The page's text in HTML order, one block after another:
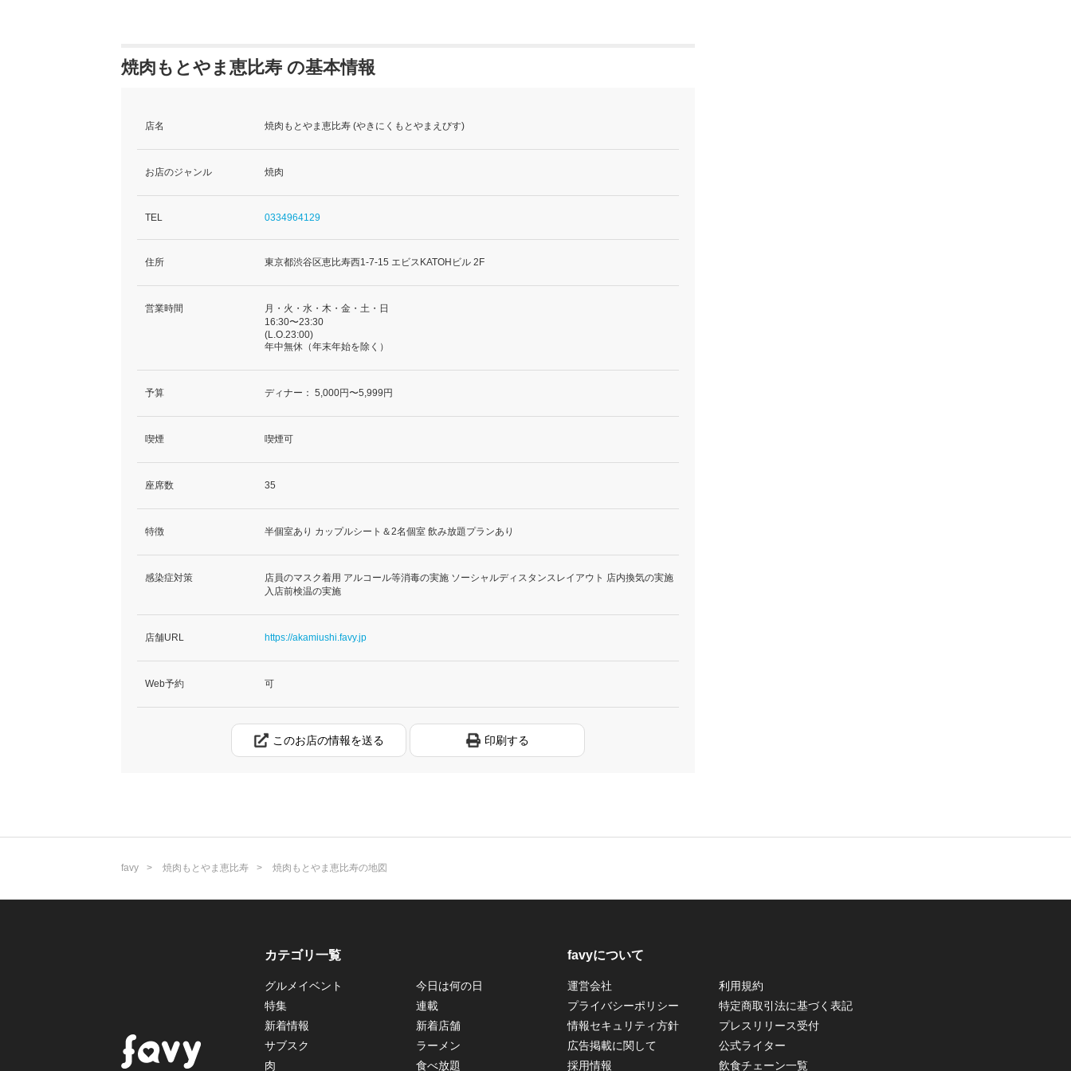
焼肉もとやま恵比寿 の基本情報
店名 焼肉もとやま恵比寿 (やきにくもとやまえびす)
お店のジャンル 焼肉
TEL 0334964129
住所 東京都渋谷区恵比寿西1-7-15 エビスKATOHビル 2F
営業時間
月・火・水・木・金・土・日
16:30〜23:30
(L.O.23:00)
年中無休（年末年始を除く）
予算 ディナー： 5,000円〜5,999円
喫煙 喫煙可
座席数 35
特徴 半個室あり カップルシート＆2名個室 飲み放題プランあり
感染症対策
店員のマスク着用 アルコール等消毒の実施 ソーシャルディスタンスレイアウト 店内換気の実施
入店前検温の実施
店舗URL https://akamiushi.favy.jp
Web予約 可
このお店の情報を送る 印刷する
favy 焼肉もとやま恵比寿 焼肉もとやま恵比寿の地図
カテゴリ一覧
グルメイベント
今日は何の日
特集
連載
新着情報
新着店舗
サブスク
ラーメン
肉
食べ放題
favyについて
運営会社
利用規約
プライバシーポリシー
特定商取引法に基づく表記
情報セキュリティ方針
プレスリリース受付
広告掲載に関して
公式ライター
採用情報
飲食チェーン一覧